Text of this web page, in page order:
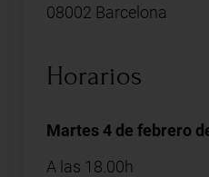
08002 Barcelona
Horarios
Martes 4 de febrero
A las 18.00h